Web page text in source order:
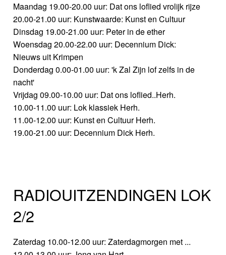
Maandag 19.00-20.00 uur: Dat ons loflied vrolijk rijze
20.00-21.00 uur: Kunstwaarde: Kunst en Cultuur
Dinsdag 19.00-21.00 uur: Peter in de ether
Woensdag 20.00-22.00 uur: Decennium Dick:
Nieuws uit Krimpen
Donderdag 0.00-01.00 uur: 'k Zal Zijn lof zelfs in de
nacht'
Vrijdag 09.00-10.00 uur: Dat ons loflied..Herh.
10.00-11.00 uur: Lok klassiek Herh.
11.00-12.00 uur: Kunst en Cultuur Herh.
19.00-21.00 uur: Decennium Dick Herh.
RADIOUITZENDINGEN LOK
2/2
Zaterdag 10.00-12.00 uur: Zaterdagmorgen met ...